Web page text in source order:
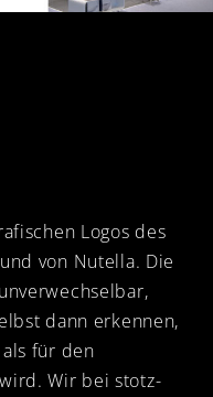
Logos des
von Nutella. Die
dann erkennen,
für den
Wir bei stotz-